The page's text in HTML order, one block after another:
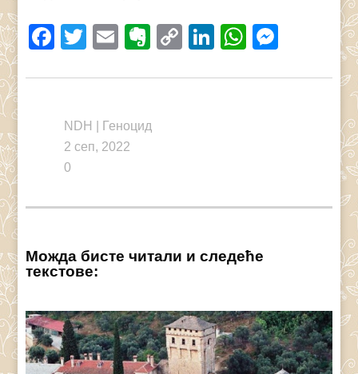
Facebook
Twitter
EmailEvernote
CopyLinkedIn
NDH
Геноцид
2 сеп, 2022
0
Можда бисте читали и следеће
текстове: